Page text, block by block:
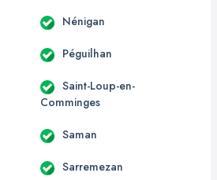
Nénigan
Péguilhan
Saint-Loup-en-
Comminges
Saman
Sarremezan